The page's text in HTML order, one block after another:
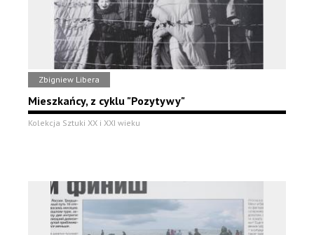
Zbigniew Libera
Mieszkańcy, z cyklu "Pozytywy"
Kolekcja Sztuki XX i XXI wieku